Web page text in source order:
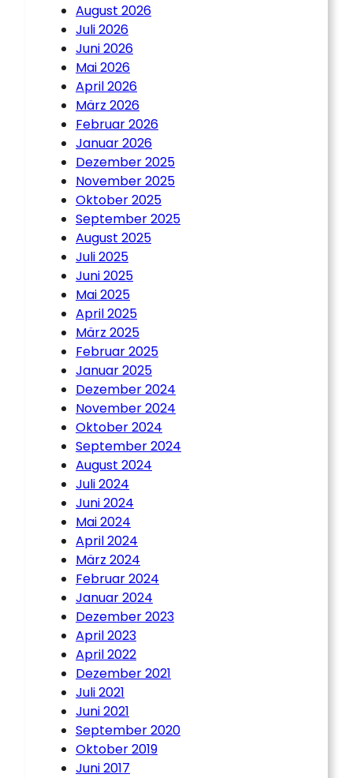
August 2026
Juli 2026
Juni 2026
Mai 2026
April 2026
März 2026
Februar 2026
Januar 2026
Dezember 2025
November 2025
Oktober 2025
September 2025
August 2025
Juli 2025
Juni 2025
Mai 2025
April 2025
März 2025
Februar 2025
Januar 2025
Dezember 2024
November 2024
Oktober 2024
September 2024
August 2024
Juli 2024
Juni 2024
Mai 2024
April 2024
März 2024
Februar 2024
Januar 2024
Dezember 2023
April 2023
April 2022
Dezember 2021
Juli 2021
Juni 2021
September 2020
Oktober 2019
Juni 2017